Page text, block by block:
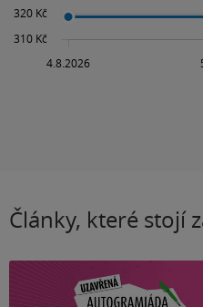
Články, které stojí